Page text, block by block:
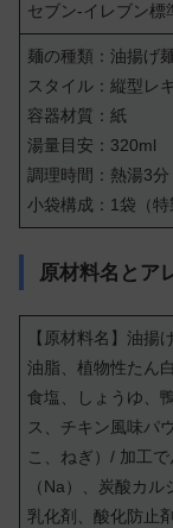
セブン-イレブン標
麺の種類：油揚げ
スタイル：縦型レ
容器材質：紙
湯量目安：320ml
調理時間：熱湯3分
小袋構成：1袋（特
原材料名とア
【原材料名】油揚
油脂、植物性たん
食塩、しょうゆ、
ス、チキン風味パ
こ、ねぎ）/ 加工
（Na）、炭酸カ
乳化剤、酸化防止